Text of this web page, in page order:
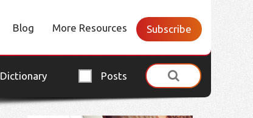
Blog More Resources Subscribe
Dictionary Posts